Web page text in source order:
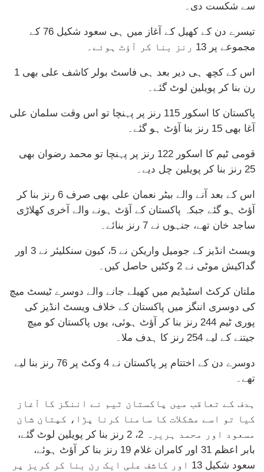
سے شکست دی۔
تیسرے دن کے کھیل کے آغاز میں ہی سعود شکیل 76 کے
مجموعے پر 13 رنز بنا کر آؤٹ ہوئے۔
اس کے کچھ ہی دیر بعد ہی فاسٹ بولر کاشف علی بھی 1
رن بنا کر پویلین لوٹ گئے۔
پاکستان کا اسکور 115 رنز پر پہنچا تو اس وقت سلمان علی
آغا بھی 15 رنز بنا آؤٹ ہو گئے۔
قومی ٹیم کا اسکور 122 رنز پر پہنچا تو محمد رضوان بھی
25 رنز بنا کر پویلین چل دیے۔
اس کے بعد آنے والے بیٹر نعمان علی بھی صرف 6 رنز بنا کر
آؤٹ ہو گئے جبکہ پاکستان کے آؤٹ ہونے والے آخری کھلاڑی
ساجد خان تھے، جنہوں نے 7 رنز بنائے۔
ویسٹ انڈیز کے جومیل واریکن نے 5، کیون سنکلیئر نے 3 اور
گداکیش موٹی نے 2 وکٹیں حاصل کیں۔
ملتان کرکٹ اسٹیڈیم میں کھیلے جانے والے دوسرے ٹیسٹ میچ
کی دوسری اننگز میں پاکستان کے خلاف ویسٹ انڈیز کی
پوری ٹیم 244 رنز بنا کر آؤٹ ہوئی، یوں پاکستان کو میچ
جیتنے کے لیے 254 رنز کا ہدف ملا۔
دوسرے دن کے اختتام پر پاکستان نے 4 وکٹ پر 76 رنز بنا لیے
تھے۔
ہدف کے تعاقب میں پاکستان ٹیم نے اننگز کا آغاز
کیا تو اسے مشکلات کا سامنا کرنا پڑا، کپتان شان
مسعود اور محمد ہریرہ 2، 2 رنز بنا کر پویلین لوٹ گئے،
بابر اعظم 31 اور کامران غلام 19 رنز بنا کر آؤٹ ہوئے،
سعود شکیل 13 اور کاشف علی ایک رن بنا کر کریز پر